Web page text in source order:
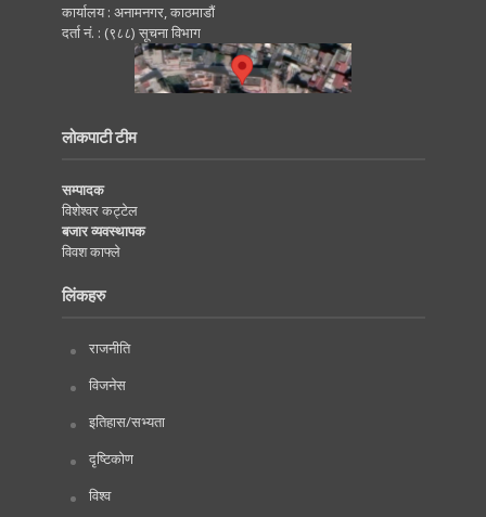
कार्यालय : अनामनगर, काठमाडाैं
दर्ता नं. : (९८८) सूचना विभाग
लोकपाटी टीम
सम्पादक
विशेश्वर कट्टेल
बजार व्यवस्थापक
विवश काफ्ले
लिंकहरु
राजनीति
विजनेस
इतिहास/सभ्यता
दृष्टिकोण
विश्व